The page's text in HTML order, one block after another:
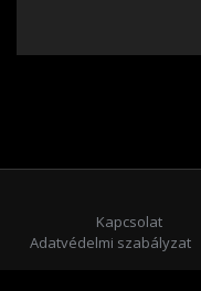
Kapcsolat
Adatvédelmi szabályzat